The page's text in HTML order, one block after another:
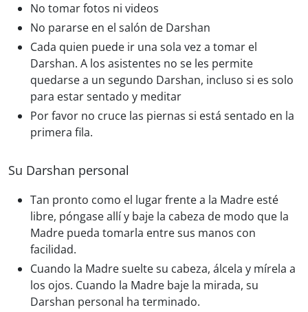
No tomar fotos ni videos
No pararse en el salón de Darshan
Cada quien puede ir una sola vez a tomar el
Darshan. A los asistentes no se les permite
quedarse a un segundo Darshan, incluso si es solo
para estar sentado y meditar
Por favor no cruce las piernas si está sentado en la
primera fila.
Su Darshan personal
Tan pronto como el lugar frente a la Madre esté
libre, póngase allí y baje la cabeza de modo que la
Madre pueda tomarla entre sus manos con
facilidad.
Cuando la Madre suelte su cabeza, álcela y mírela a
los ojos. Cuando la Madre baje la mirada, su
Darshan personal ha terminado.